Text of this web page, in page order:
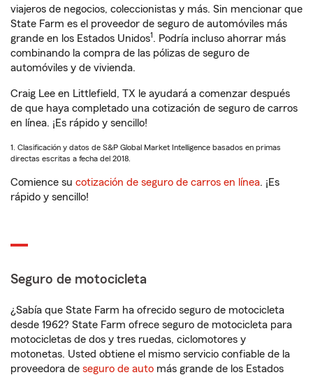
viajeros de negocios, coleccionistas y más. Sin mencionar que
State Farm es el proveedor de seguro de automóviles más
grande en los Estados Unidos1. Podría incluso ahorrar más
combinando la compra de las pólizas de seguro de
automóviles y de vivienda.
Craig Lee en Littlefield, TX le ayudará a comenzar después
de que haya completado una cotización de seguro de carros
en línea. ¡Es rápido y sencillo!
1. Clasificación y datos de S&P Global Market Intelligence basados en primas
directas escritas a fecha del 2018.
Comience su cotización de seguro de carros en línea. ¡Es
rápido y sencillo!
Seguro de motocicleta
¿Sabía que State Farm ha ofrecido seguro de motocicleta
desde 1962? State Farm ofrece seguro de motocicleta para
motocicletas de dos y tres ruedas, ciclomotores y
motonetas. Usted obtiene el mismo servicio confiable de la
proveedora de seguro de auto más grande de los Estados